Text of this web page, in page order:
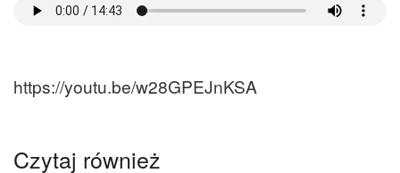
https://youtu.be/w28GPEJnKSA
Czytaj również